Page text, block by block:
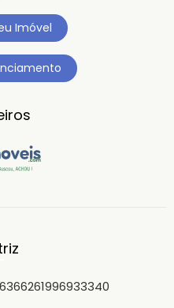
Imóvel
61996933340